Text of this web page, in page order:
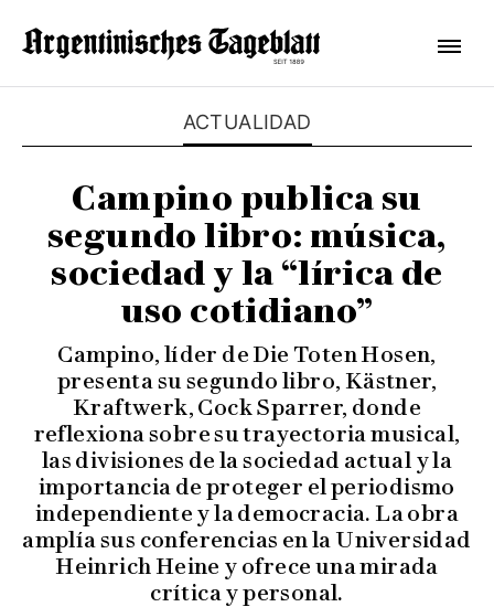
ACTUALIDAD
Campino publica su
segundo libro: música,
sociedad y la “lírica de
uso cotidiano”
Campino, líder de Die Toten Hosen,
presenta su segundo libro, Kästner,
Kraftwerk, Cock Sparrer, donde
reflexiona sobre su trayectoria musical,
las divisiones de la sociedad actual y la
importancia de proteger el periodismo
independiente y la democracia. La obra
amplía sus conferencias en la Universidad
Heinrich Heine y ofrece una mirada
crítica y personal.